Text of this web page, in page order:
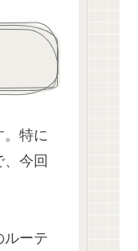
特に
今回
ルーテ